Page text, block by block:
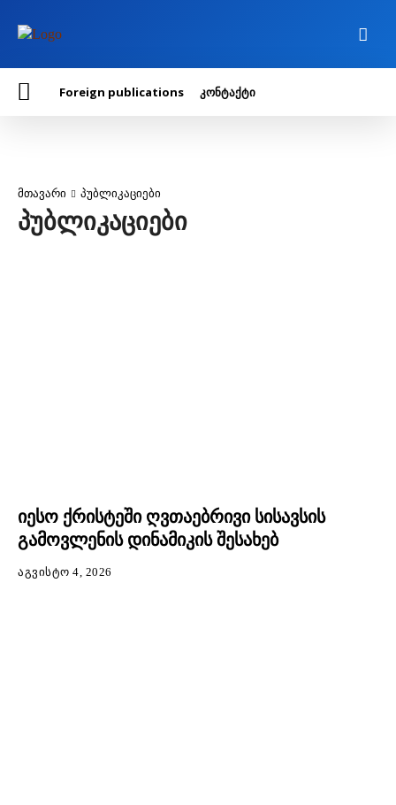
Foreign publications კონტაქტი
მთავარი პუბლიკაციები
პუბლიკაციები
იესო ქრისტეში ღვთაებრივი სისავსის
გამოვლენის დინამიკის შესახებ
ᲐᲒᲕᲘᲡᲢᲝ 4, 2026